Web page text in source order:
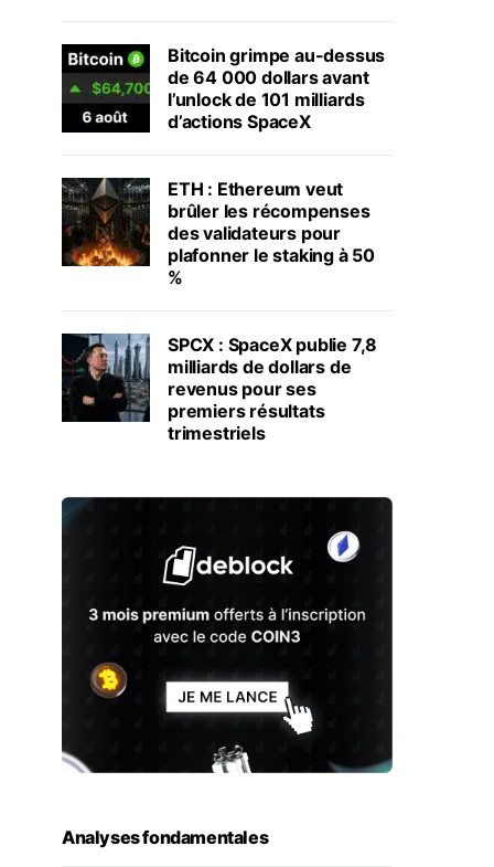
Bitcoin grimpe au-dessus
de 64 000 dollars avant
l’unlock de 101 milliards
d’actions SpaceX
ETH : Ethereum veut
brûler les récompenses
des validateurs pour
plafonner le staking à 50
%
SPCX : SpaceX publie 7,8
milliards de dollars de
revenus pour ses
premiers résultats
trimestriels
Analyses fondamentales